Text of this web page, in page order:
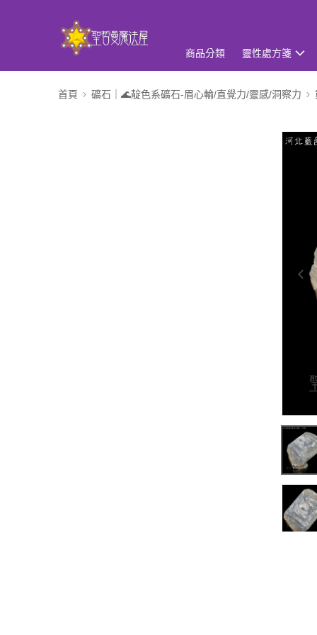
商品分類 靈性處方箋
首頁 礦石｜🌊靛色系礦石-眉心輪/直覺力/靈感/洞察力